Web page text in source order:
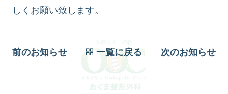
しくお願い致します。
前のお知らせ 一覧に戻る 次のお知らせ